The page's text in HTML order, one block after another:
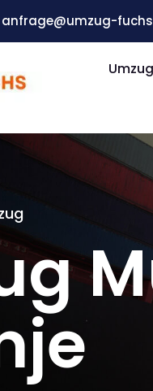
anfrage@umzug-